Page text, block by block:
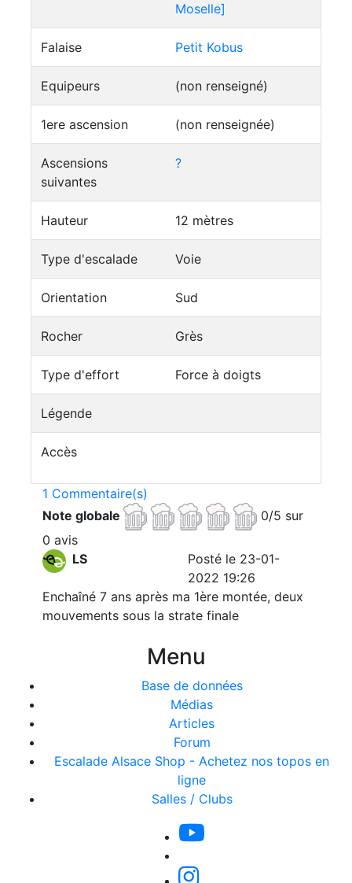
Moselle]
Falaise Petit Kobus
Equipeurs (non renseigné)
1ere ascension (non renseignée)
Ascensions
suivantes
?
Hauteur 12 mètres
Type d'escalade Voie
Orientation Sud
Rocher Grès
Type d'effort Force à doigts
Légende
Accès
1 Commentaire(s)
Note globale
0/5 sur
0 avis
LS
Posté le 23-01-
2022 19:26
Enchaîné 7 ans après ma 1ère montée, deux
mouvements sous la strate finale
Menu
Base de données
Médias
Articles
Forum
Escalade Alsace Shop - Achetez nos topos en
ligne
Salles / Clubs